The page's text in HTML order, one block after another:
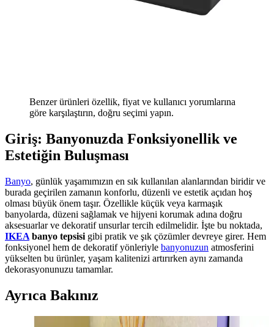
Benzer ürünleri özellik, fiyat ve kullanıcı yorumlarına
göre karşılaştırın, doğru seçimi yapın.
Giriş: Banyonuzda Fonksiyonellik ve
Estetiğin Buluşması
Banyo, günlük yaşamımızın en sık kullanılan alanlarından biridir ve
burada geçirilen zamanın konforlu, düzenli ve estetik açıdan hoş
olması büyük önem taşır. Özellikle küçük veya karmaşık
banyolarda, düzeni sağlamak ve hijyeni korumak adına doğru
aksesuarlar ve dekoratif unsurlar tercih edilmelidir. İşte bu noktada,
IKEA banyo tepsisi gibi pratik ve şık çözümler devreye girer. Hem
fonksiyonel hem de dekoratif yönleriyle banyonuzun atmosferini
yükselten bu ürünler, yaşam kalitenizi artırırken aynı zamanda
dekorasyonunuzu tamamlar.
Ayrıca Bakınız